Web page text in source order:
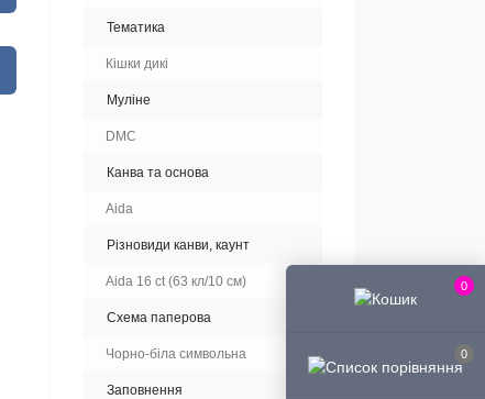
0
0
Тематика
Кішки дикі
Муліне
DMC
Канва та основа
Aida
Різновиди канви, каунт
Aida 16 ct (63 кл/10 см)
Схема паперова
Чорно-біла символьна
Заповнення